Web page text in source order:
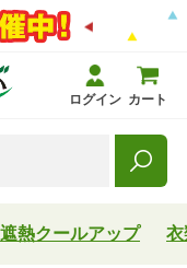
ログイン カート
遮熱クールアップ 衣